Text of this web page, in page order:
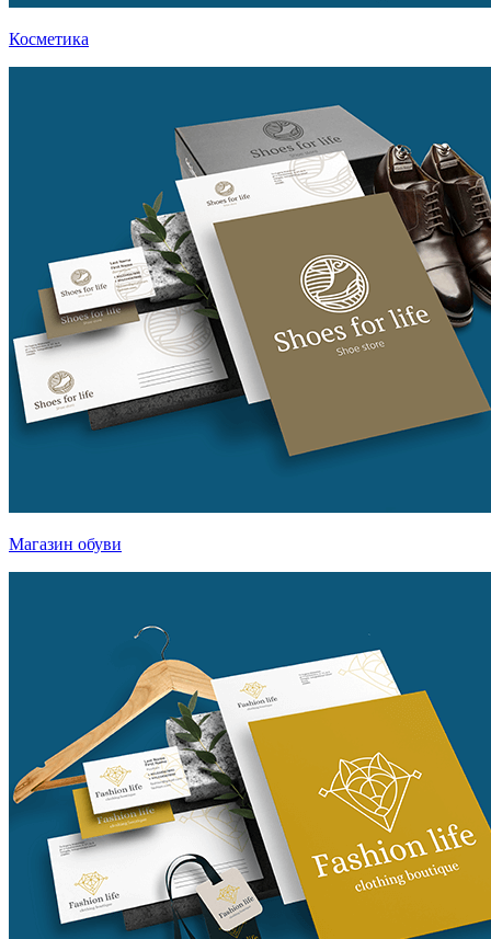
Косметика
Магазин обуви